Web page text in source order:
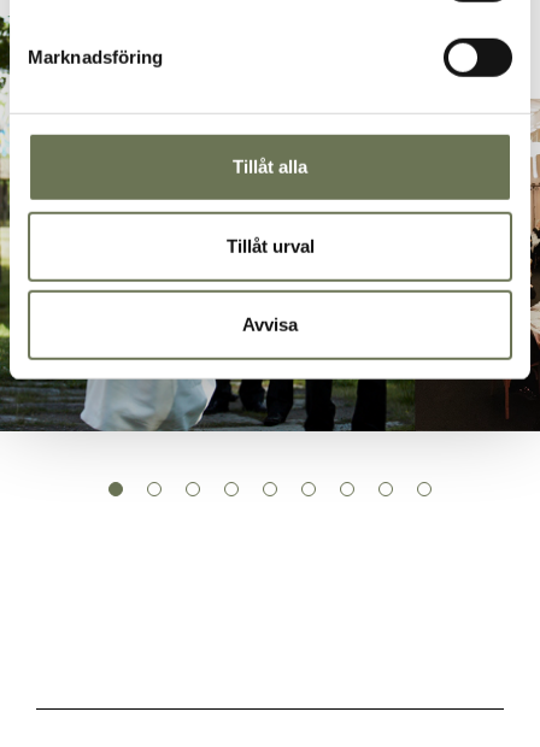
Marknadsföring
Tillåt alla
Tillåt urval
Avvisa